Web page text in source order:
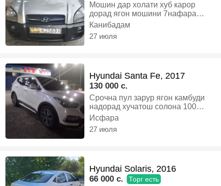
Мошин дар холати хуб карор
дорад ягон мошини 7нафара
бошад алишам мешад, Дизель,
Автомат, Внедорожник
Канибадам
27 июля
Hyundai Santa Fe, 2017
130 000 c.
Срочна пул зарур ягон камбуди
надорад хучатош солона 100
фоиз, Бензин, Автомат,
Кроссовер
Исфара
27 июля
Hyundai Solaris, 2016
66 000 c. Торг есть